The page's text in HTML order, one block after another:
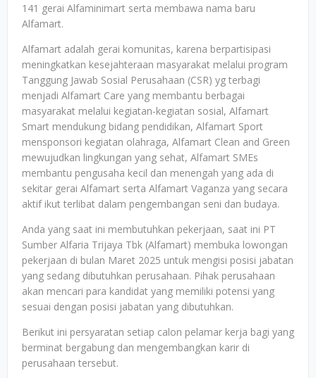
141 gerai Alfaminimart serta membawa nama baru
Alfamart.
Alfamart adalah gerai komunitas, karena berpartisipasi
meningkatkan kesejahteraan masyarakat melalui program
Tanggung Jawab Sosial Perusahaan (CSR) yg terbagi
menjadi Alfamart Care yang membantu berbagai
masyarakat melalui kegiatan-kegiatan sosial, Alfamart
Smart mendukung bidang pendidikan, Alfamart Sport
mensponsori kegiatan olahraga, Alfamart Clean and Green
mewujudkan lingkungan yang sehat, Alfamart SMEs
membantu pengusaha kecil dan menengah yang ada di
sekitar gerai Alfamart serta Alfamart Vaganza yang secara
aktif ikut terlibat dalam pengembangan seni dan budaya.
Anda yang saat ini membutuhkan pekerjaan, saat ini PT
Sumber Alfaria Trijaya Tbk (Alfamart) membuka lowongan
pekerjaan di bulan Maret 2025 untuk mengisi posisi jabatan
yang sedang dibutuhkan perusahaan. Pihak perusahaan
akan mencari para kandidat yang memiliki potensi yang
sesuai dengan posisi jabatan yang dibutuhkan.
Berikut ini persyaratan setiap calon pelamar kerja bagi yang
berminat bergabung dan mengembangkan karir di
perusahaan tersebut.